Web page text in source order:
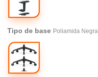
1D
Tipo de base Poliamida Negra
Poliamida
Negra